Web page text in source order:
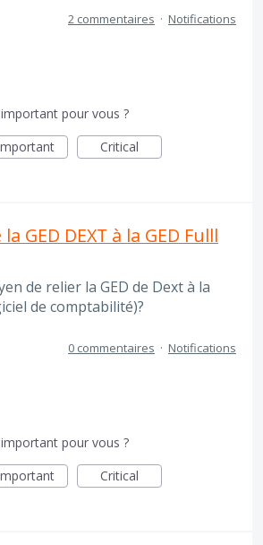
2 commentaires · Notifications
pour vous ?
Critical
GED DEXT à la GED Fulll
de relier la GED de Dext à la
de comptabilité)?
0 commentaires · Notifications
pour vous ?
Critical